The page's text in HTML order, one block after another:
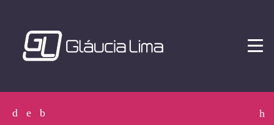
Facebook
TwitterInstagram